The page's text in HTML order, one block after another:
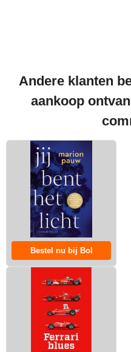
Andere klanten
aankoop
Bestel nu bij Bol